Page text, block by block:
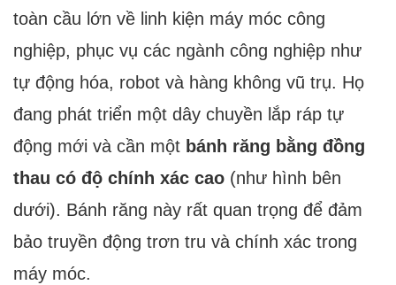
toàn cầu lớn về linh kiện máy móc công
nghiệp, phục vụ các ngành công nghiệp như
tự động hóa, robot và hàng không vũ trụ. Họ
đang phát triển một dây chuyền lắp ráp tự
động mới và cần một bánh răng bằng đồng
thau có độ chính xác cao (như hình bên
dưới). Bánh răng này rất quan trọng để đảm
bảo truyền động trơn tru và chính xác trong
máy móc.